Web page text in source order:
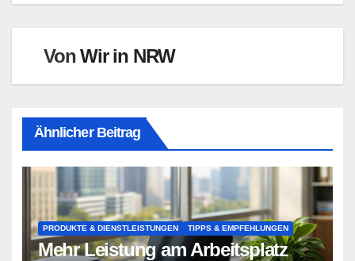
VonWir in NRW
Ähnlicher Beitrag
PRODUKTE & DIENSTLEISTUNGEN TIPPS & EMPFEHLUNGEN
Mehr Leistung am Arbeitsplatz